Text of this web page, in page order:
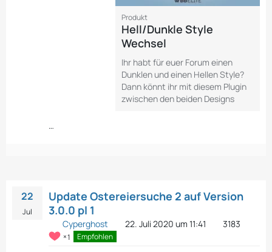
Produkt
Hell/Dunkle Style
Wechsel
Ihr habt für euer Forum einen
Dunklen und einen Hellen Style?
Dann könnt ihr mit diesem Plugin
zwischen den beiden Designs
…
22
Jul
Update Ostereiersuche 2 auf Version
3.0.0 pl 1
Cyperghost 22. Juli 2020 um 11:41 3183
1 Empfohlen